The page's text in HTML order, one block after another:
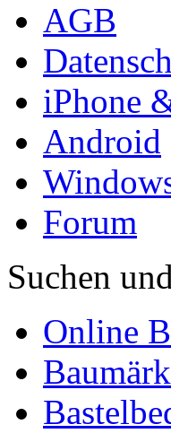
AGB
iPhone
Android
Forum
Suchen
Online